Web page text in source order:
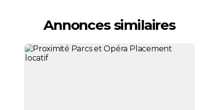
Annonces similaires